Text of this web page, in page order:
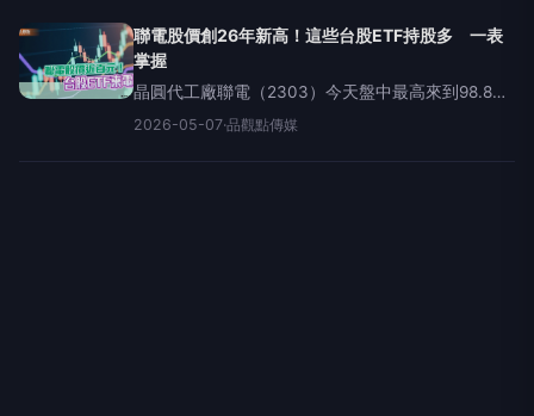
聯電股價創26年新高！這些台股ETF持股多 一表
掌握
晶圓代工廠聯電（2303）今天盤中最高來到98.8
元，股價創26年新高，收盤價96.5元，也帶動持有
52檔持有聯電，以持有張數來看，
2026-05-07·品觀點傳媒